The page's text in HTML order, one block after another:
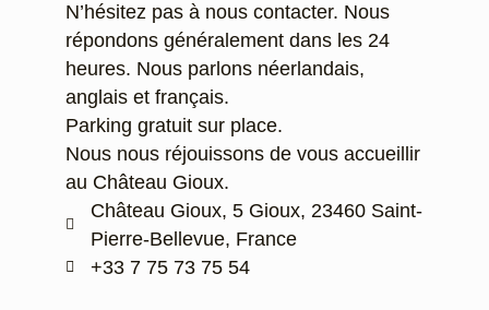
N’hésitez pas à nous contacter. Nous
répondons généralement dans les 24
heures. Nous parlons néerlandais,
anglais et français.
Parking gratuit sur place.
Nous nous réjouissons de vous accueillir
au Château Gioux.
Château Gioux, 5 Gioux, 23460 Saint-
Pierre-Bellevue, France
‭+33 7 75 73 75 54‬